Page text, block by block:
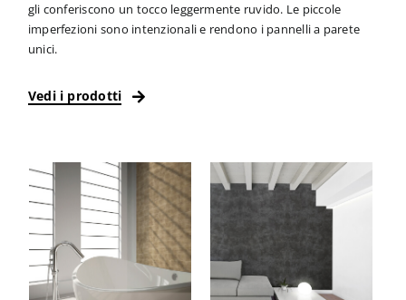
gli conferiscono un tocco leggermente ruvido. Le piccole
imperfezioni sono intenzionali e rendono i pannelli a parete
unici.
Vedi i prodotti